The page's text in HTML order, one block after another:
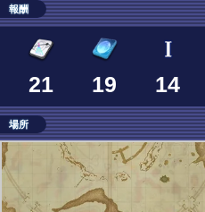
報酬
21 19 14
場所